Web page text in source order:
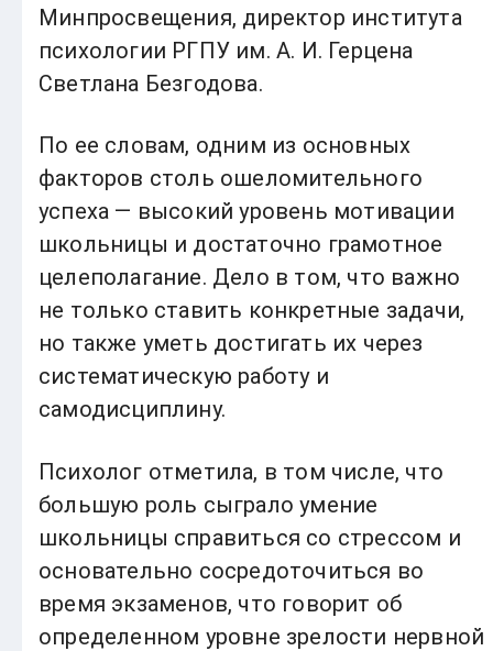
Минпросвещения, директор института
психологии РГПУ им. А. И. Герцена
Светлана Безгодова.
По ее словам, одним из основных
факторов столь ошеломительного
успеха — высокий уровень мотивации
школьницы и достаточно грамотное
целеполагание. Дело в том, что важно
не только ставить конкретные задачи,
но также уметь достигать их через
систематическую работу и
самодисциплину.
Психолог отметила, в том числе, что
большую роль сыграло умение
школьницы справиться со стрессом и
основательно сосредоточиться во
время экзаменов, что говорит об
определенном уровне зрелости нервной